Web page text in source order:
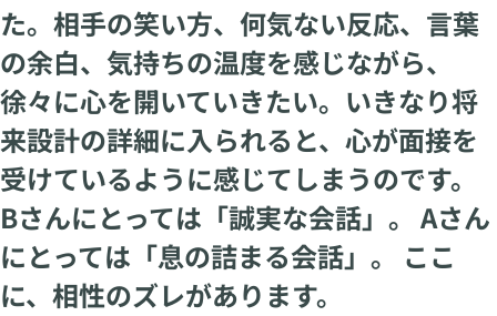
た。相手の笑い方、何気ない反応、言葉
の余白、気持ちの温度を感じながら、
徐々に心を開いていきたい。いきなり将
来設計の詳細に入られると、心が面接を
受けているように感じてしまうのです。
Bさんにとっては「誠実な会話」。 Aさん
にとっては「息の詰まる会話」。 ここ
に、相性のズレがあります。